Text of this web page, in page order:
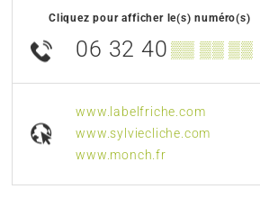
Cliquez pour afficher le(s) numéro(s)
06 32 40 ▒▒ ▒▒ ▒▒
www.labelfriche.com
www.sylviecliche.com
www.monch.fr